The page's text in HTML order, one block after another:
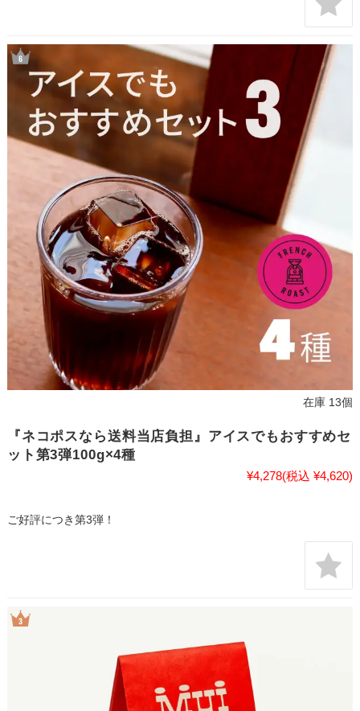
在庫 13個
『ネコポスなら送料当店負担』アイスでもおすすめセ
ット第3弾100g×4種
¥4,278(税込 ¥4,620)
ご好評につき第3弾！